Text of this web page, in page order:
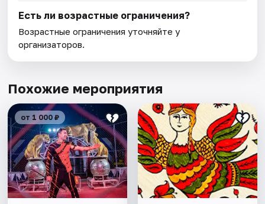
Есть ли возрастные ограничения?
Возрастные ограничения уточняйте у
организаторов.
Похожие мероприятия
от 1 000 ₽